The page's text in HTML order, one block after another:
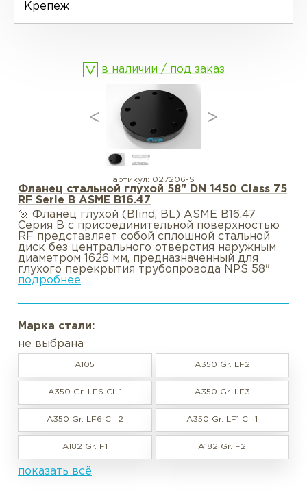
Отводы MSS SP-75
Переходы DIN 2616-2
Втулки
Крепеж
в наличии / под заказ
артикул: 027206-S
Фланец стальной глухой 58" DN 1450 Class 75
RF Serie B ASME B16.47
🔩 Фланец глухой (Blind, BL) ASME B16.47
Серия B c присоединительной поверхностью
RF представляет собой сплошной стальной
диск без центрального отверстия наружным
диаметром 1626 мм, предназначенный для
глухого перекрытия трубопровода NPS 58"
подробнее
Марка стали:
не выбрана
A105 A350 Gr. LF2
A350 Gr. LF6 CI. 1 A350 Gr. LF3
A350 Gr. LF6 Cl. 2 A350 Gr. LF1 Cl. 1
A182 Gr. F1 A182 Gr. F2
показать всё